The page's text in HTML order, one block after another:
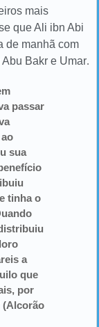
mais
que Ali ibn Abi
de manhã com
Bakr e Umar.
passar
sua
tinha o
a
que
por
(Alcorão